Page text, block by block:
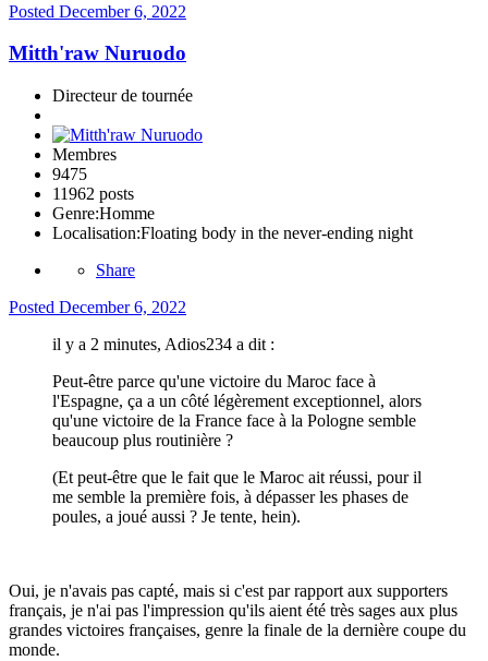
Posted December 6, 2022
Mitth'raw Nuruodo
Directeur de tournée
Membres
9475
11962 posts
Genre:Homme
Localisation:Floating body in the never-ending night
Share
Posted December 6, 2022
il y a 2 minutes, Adios234 a dit :
Peut-être parce qu'une victoire du Maroc face à
l'Espagne, ça a un côté légèrement exceptionnel, alors
qu'une victoire de la France face à la Pologne semble
beaucoup plus routinière ?
(Et peut-être que le fait que le Maroc ait réussi, pour il
me semble la première fois, à dépasser les phases de
poules, a joué aussi ? Je tente, hein).
Oui, je n'avais pas capté, mais si c'est par rapport aux supporters
français, je n'ai pas l'impression qu'ils aient été très sages aux plus
grandes victoires françaises, genre la finale de la dernière coupe du
monde.